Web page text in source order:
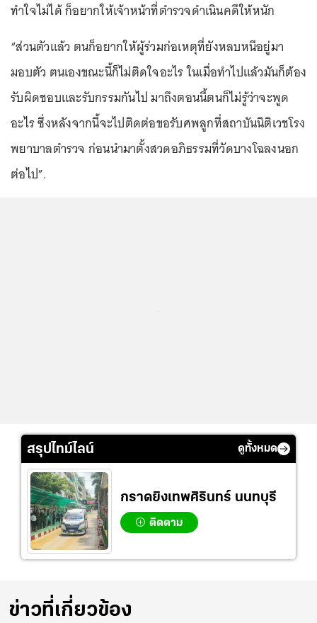
ทำใจไม่ได้ ก็อยากให้เจ้าหน้าที่ตำรวจดำเนินคดีให้หนัก
“ส่วนตัวแล้ว ตนก็อยากให้ผู้ร่วมก่อเหตุที่ยังหลบหนีอยู่มา
มอบตัว ตนเองขณะนี้ก็ไม่ติดใจอะไร ในเมื่อทำไปแล้วมันก็ต้อง
รับผิดชอบและรับกรรมกันไป มาถึงตอนนี้ตนก็ไม่รู้ว่าจะพูด
อะไร ซึ่งหลังจากนี้จะไปติดต่อขอรับศพลูกที่สถาบันนิติเวชโรง
พยาบาลตำรวจ ก่อนนำมาตั้งสวดอภิธรรมที่วัดบางโฉลงนอก
ต่อไป”.
สรุปไทม์ไลน์ ดูทั้งหมด
กราดยิงเทพศิรินทร์ นนทบุรี
ติดตาม
ข่าวที่เกี่ยวข้อง